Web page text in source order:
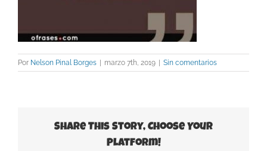
Por Nelson Pinal Borges | marzo 7th, 2019 | Sin comentarios
Share This Story, Choose Your
Platform!